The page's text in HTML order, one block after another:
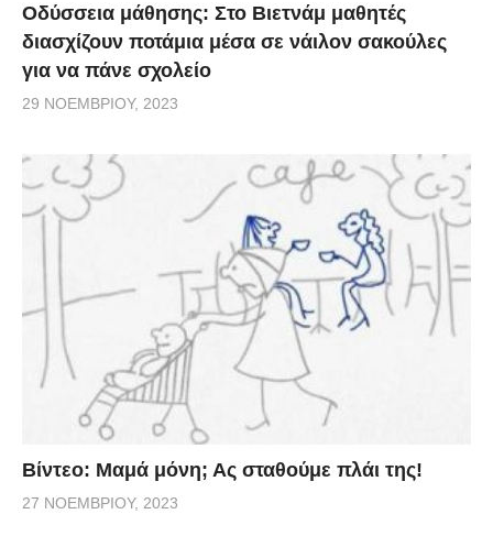
Οδύσσεια μάθησης: Στο Βιετνάμ μαθητές
διασχίζουν ποτάμια μέσα σε νάιλον σακούλες
για να πάνε σχολείο
29 ΝΟΕΜΒΡΊΟΥ, 2023
Βίντεο: Μαμά μόνη; Ας σταθούμε πλάι της!
27 ΝΟΕΜΒΡΊΟΥ, 2023